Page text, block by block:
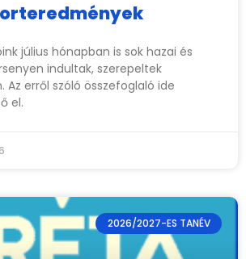
július hónapban is sok hazai és
indultak, szerepeltek
Az erről szóló összefoglaló ide
el.
2026/2027-ES TANÉV